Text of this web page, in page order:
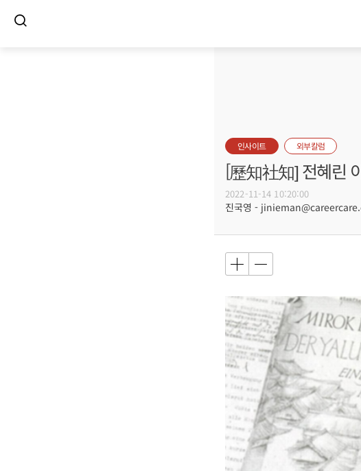
인사이트 외부칼럼
[歷知社知] 전혜린
2022-11-14 10:20:00
진국영 -